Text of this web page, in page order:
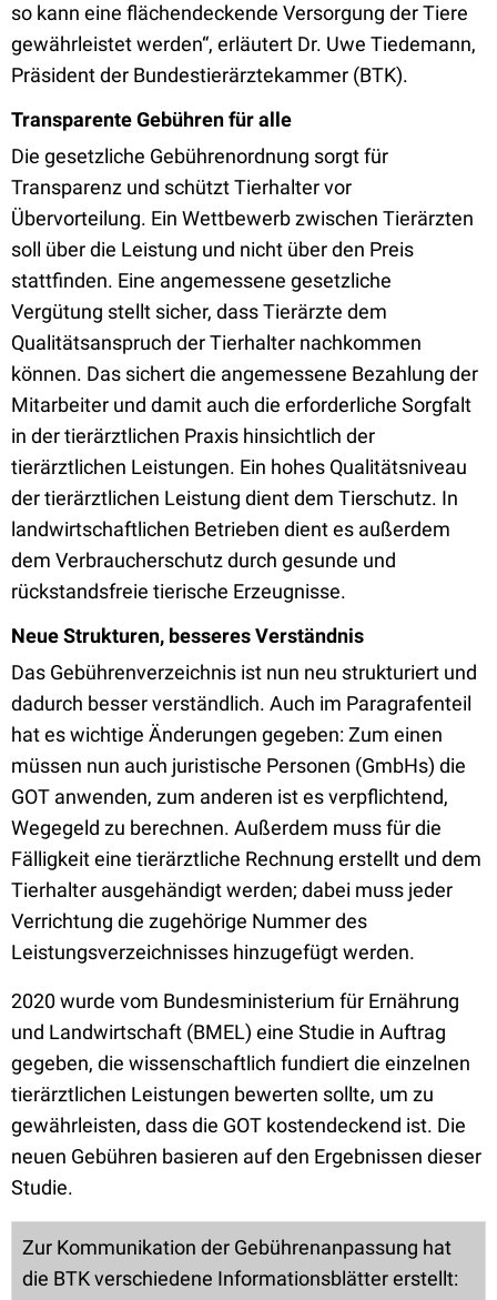
so kann eine flächendeckende Versorgung der Tiere
gewährleistet werden“, erläutert Dr. Uwe Tiedemann,
Präsident der Bundestierärztekammer (BTK).
Transparente Gebühren für alle
Die gesetzliche Gebührenordnung sorgt für
Transparenz und schützt Tierhalter vor
Übervorteilung. Ein Wettbewerb zwischen Tierärzten
soll über die Leistung und nicht über den Preis
stattfinden. Eine angemessene gesetzliche
Vergütung stellt sicher, dass Tierärzte dem
Qualitätsanspruch der Tierhalter nachkommen
können. Das sichert die angemessene Bezahlung der
Mitarbeiter und damit auch die erforderliche Sorgfalt
in der tierärztlichen Praxis hinsichtlich der
tierärztlichen Leistungen. Ein hohes Qualitätsniveau
der tierärztlichen Leistung dient dem Tierschutz. In
landwirtschaftlichen Betrieben dient es außerdem
dem Verbraucherschutz durch gesunde und
rückstandsfreie tierische Erzeugnisse.
Neue Strukturen, besseres Verständnis
Das Gebührenverzeichnis ist nun neu strukturiert und
dadurch besser verständlich. Auch im Paragrafenteil
hat es wichtige Änderungen gegeben: Zum einen
müssen nun auch juristische Personen (GmbHs) die
GOT anwenden, zum anderen ist es verpflichtend,
Wegegeld zu berechnen. Außerdem muss für die
Fälligkeit eine tierärztliche Rechnung erstellt und dem
Tierhalter ausgehändigt werden; dabei muss jeder
Verrichtung die zugehörige Nummer des
Leistungsverzeichnisses hinzugefügt werden.
2020 wurde vom Bundesministerium für Ernährung
und Landwirtschaft (BMEL) eine Studie in Auftrag
gegeben, die wissenschaftlich fundiert die einzelnen
tierärztlichen Leistungen bewerten sollte, um zu
gewährleisten, dass die GOT kostendeckend ist. Die
neuen Gebühren basieren auf den Ergebnissen dieser
Studie.
Zur Kommunikation der Gebührenanpassung hat
die BTK verschiedene Informationsblätter erstellt: